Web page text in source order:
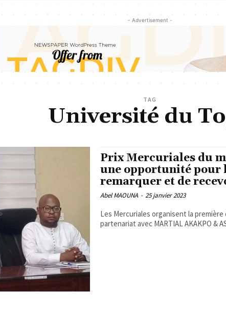
- Advertisement -
TAG
Université du
Prix Mercuriales du
une opportunité pour
remarquer et de
Abel MAOUNA - 25 janvier 2023
Les Mercuriales organisent la
partenariat avec MARTIAL AKAKPO &